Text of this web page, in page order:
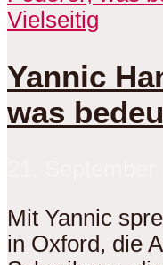
Vielseitig
Yannic
was
Mit Yannic
in Oxford, die